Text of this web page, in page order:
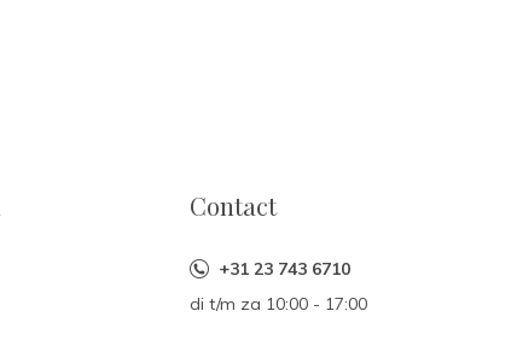
Contact
+31 23 743 6710
di t/m za 10:00 - 17:00